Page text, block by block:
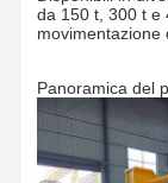
da 150 t, 300 t e
movimentazione
Panoramica del